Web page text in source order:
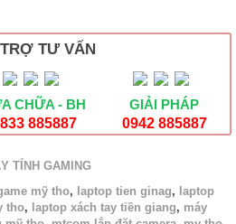
TƯ VẤN
CHỮA - BH
885887
GIẢI PHÁP
0942 885887
TÍNH GAMING
mỹ tho, laptop tien ginag, laptop
tho, laptop xách tay tiền giang, máy